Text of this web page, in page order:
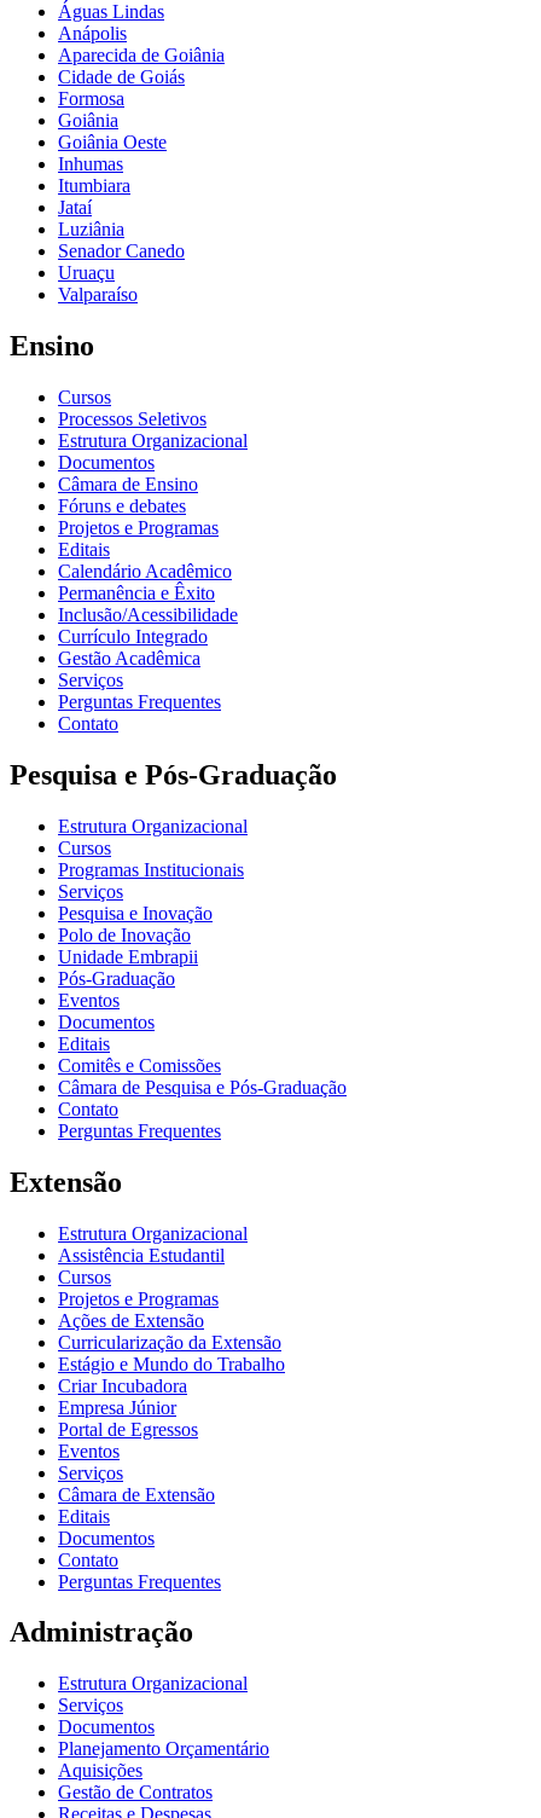
Águas Lindas
Anápolis
Aparecida de Goiânia
Cidade de Goiás
Formosa
Goiânia
Goiânia Oeste
Inhumas
Itumbiara
Jataí
Luziânia
Senador Canedo
Uruaçu
Valparaíso
Ensino
Cursos
Processos Seletivos
Estrutura Organizacional
Documentos
Câmara de Ensino
Fóruns e debates
Projetos e Programas
Editais
Calendário Acadêmico
Permanência e Êxito
Inclusão/Acessibilidade
Currículo Integrado
Gestão Acadêmica
Serviços
Perguntas Frequentes
Contato
Pesquisa e Pós-Graduação
Estrutura Organizacional
Cursos
Programas Institucionais
Serviços
Pesquisa e Inovação
Polo de Inovação
Unidade Embrapii
Pós-Graduação
Eventos
Documentos
Editais
Comitês e Comissões
Câmara de Pesquisa e Pós-Graduação
Contato
Perguntas Frequentes
Extensão
Estrutura Organizacional
Assistência Estudantil
Cursos
Projetos e Programas
Ações de Extensão
Curricularização da Extensão
Estágio e Mundo do Trabalho
Criar Incubadora
Empresa Júnior
Portal de Egressos
Eventos
Serviços
Câmara de Extensão
Editais
Documentos
Contato
Perguntas Frequentes
Administração
Estrutura Organizacional
Serviços
Documentos
Planejamento Orçamentário
Aquisições
Gestão de Contratos